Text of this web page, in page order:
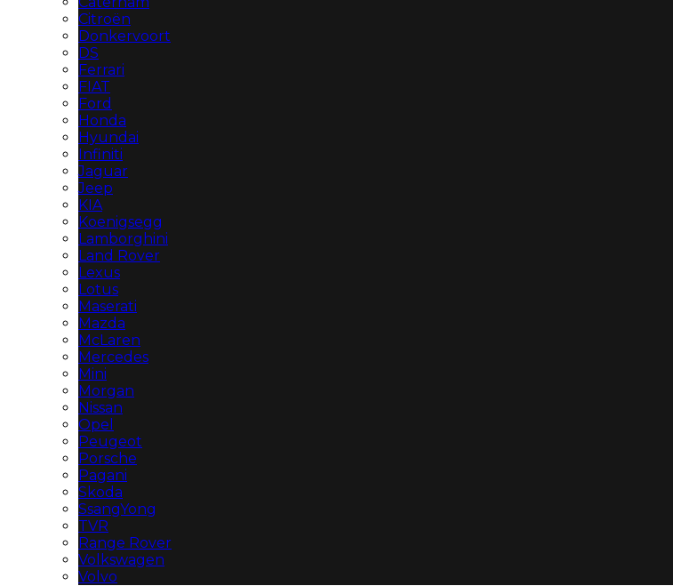
Citroën
Donkervoort
DS
Ferrari
FIAT
Ford
Honda
Hyundai
Infiniti
Jaguar
Jeep
KIA
Koenigsegg
Lamborghini
Land Rover
Lexus
Lotus
Maserati
Mazda
McLaren
Mercedes
Mini
Morgan
Nissan
Opel
Peugeot
Porsche
Pagani
Skoda
SsangYong
TVR
Range Rover
Volkswagen
Volvo